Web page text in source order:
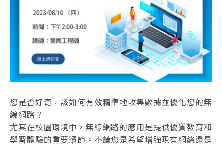
您是否好奇，該如何有效精準地收集數據並優化您的無
線網路？
尤其在校園環境中，無線網路的應用是提供優質教育和
學習體驗的重要環節。不論您是希望增強現有網絡還是